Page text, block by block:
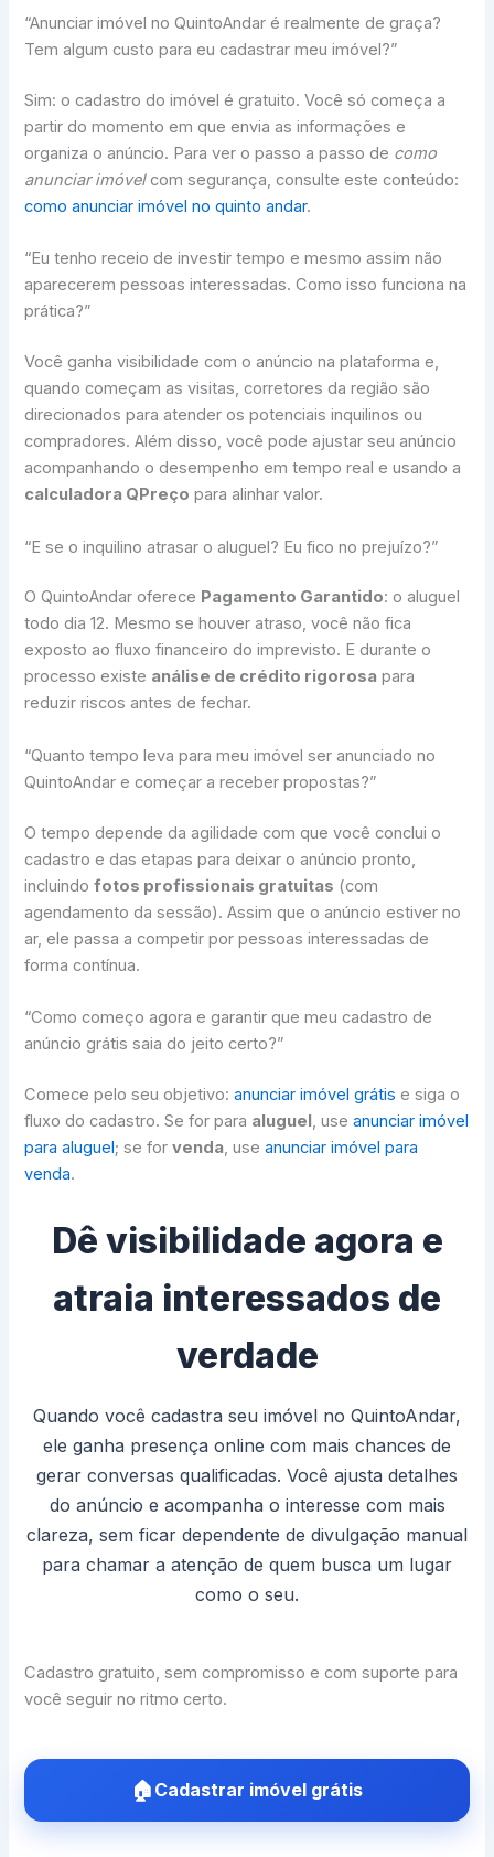
“Anunciar imóvel no QuintoAndar é realmente de graça?
Tem algum custo para eu cadastrar meu imóvel?”
Sim: o cadastro do imóvel é gratuito. Você só começa a
partir do momento em que envia as informações e
organiza o anúncio. Para ver o passo a passo de como
anunciar imóvelcom segurança, consulte este conteúdo:
como anunciar imóvel no quinto andar.
“Eu tenho receio de investir tempo e mesmo assim não
aparecerem pessoas interessadas. Como isso funciona na
prática?”
Você ganha visibilidade com o anúncio na plataforma e,
quando começam as visitas, corretores da região são
direcionados para atender os potenciais inquilinos ou
compradores. Além disso, você pode ajustar seu anúncio
acompanhando o desempenho em tempo real e usando a
calculadora QPreço para alinhar valor.
“E se o inquilino atrasar o aluguel? Eu fico no prejuízo?”
O QuintoAndar oferece Pagamento Garantido: o aluguel
todo dia 12. Mesmo se houver atraso, você não fica
exposto ao fluxo financeiro do imprevisto. E durante o
processo existe análise de crédito rigorosa para
reduzir riscos antes de fechar.
“Quanto tempo leva para meu imóvel ser anunciado no
QuintoAndar e começar a receber propostas?”
O tempo depende da agilidade com que você conclui o
cadastro e das etapas para deixar o anúncio pronto,
incluindofotos profissionais gratuitas (com
agendamento da sessão). Assim que o anúncio estiver no
ar, ele passa a competir por pessoas interessadas de
forma contínua.
“Como começo agora e garantir que meu cadastro de
anúncio grátis saia do jeito certo?”
Comece pelo seu objetivo:anunciar imóvel grátis e siga o
fluxo do cadastro. Se for para aluguel, useanunciar imóvel
para aluguel; se forvenda, useanunciar imóvel para
venda.
Dê visibilidade agora e
atraia interessados de
verdade
Quando você cadastra seu imóvel no QuintoAndar,
ele ganha presença online com mais chances de
gerar conversas qualificadas. Você ajusta detalhes
do anúncio e acompanha o interesse com mais
clareza, sem ficar dependente de divulgação manual
para chamar a atenção de quem busca um lugar
como o seu.
Cadastro gratuito, sem compromisso e com suporte para
você seguir no ritmo certo.
Cadastrar imóvel grátis